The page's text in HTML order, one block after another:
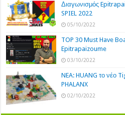
Διαγωνισμός
SPIEL 2022
05/10/2022
TOP 30 Must Have
Epitrapaizoume
03/10/2022
NEA: HUANG το νέο
PHALANX
02/10/2022